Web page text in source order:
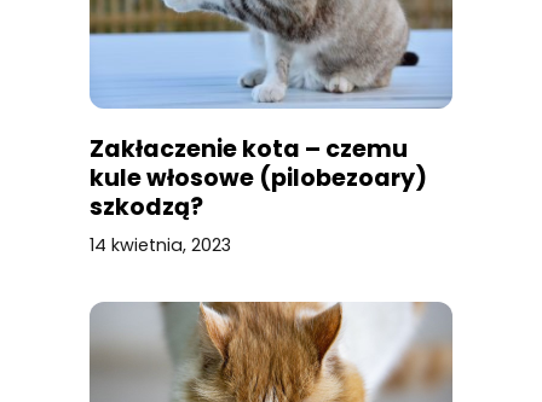
Zakłaczenie kota – czemu
kule włosowe (pilobezoary)
szkodzą?
14 kwietnia, 2023